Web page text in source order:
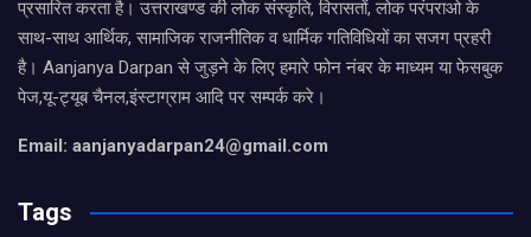
प्रसारित करता है। उत्तराखण्ड की लोक संस्कृति, विरासतों, लोक परंपराओ के
साथ-साथ आर्थिक, सामाजिक राजनीतिक व धार्मिक गतिविधियों का सजग प्रहरी
है। Aanjanya Darpan से जुड़ने के लिए हमारे फोन नंबर के माध्यम या फेसबुक
पेज,यू-ट्यूब चैनल,इंस्टाग्राम आदि पर सम्पर्क करे।
Email: aanjanyadarpan24@gmail.com
Tags